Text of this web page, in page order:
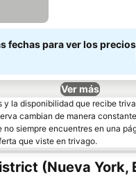
fechas para ver los precios
Ver más
y la disponibilidad que recibe
cambian de manera
no siempre encuentres en una
que viste en trivago.
(Nueva York,